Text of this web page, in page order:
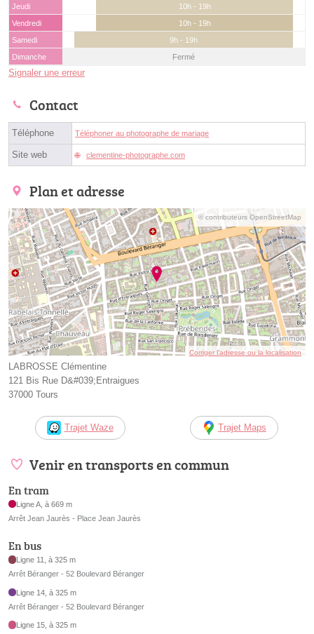
Jeudi
10h - 19h
Vendredi
10h - 19h
Samedi
9h - 19h
Dimanche
Fermé
Signaler une erreur
Contact
Téléphone Téléphoner au photographe de mariage
Site web clementine-photographe.com
Plan et adresse
© contributeurs OpenStreetMap
Corriger l’adresse ou la localisation
LABROSSE Clémentine
121 Bis Rue D&#039;Entraigues
37000 Tours
Trajet Waze Trajet Maps
Venir en transports en commun
En tram
Ligne A, à 669 m
Arrêt Jean Jaurès - Place Jean Jaurès
En bus
Ligne 11, à 325 m
Arrêt Béranger - 52 Boulevard Béranger
Ligne 14, à 325 m
Arrêt Béranger - 52 Boulevard Béranger
Ligne 15, à 325 m